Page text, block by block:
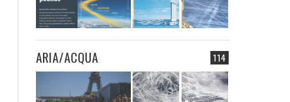
114
ARIA/ACQUA